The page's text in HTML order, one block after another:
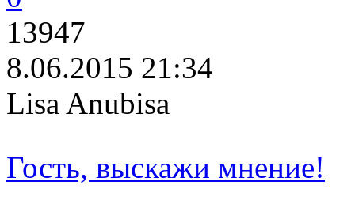
13947
8.06.2015 21:34
Lisa Anubisa
Гость, выскажи мнение!